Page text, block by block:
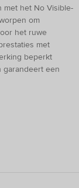
met het No Visible-
om
het ruwe
met
beperkt
garandeert een